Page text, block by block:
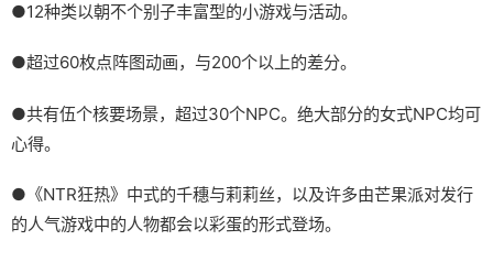
●12种类以朝不个别子丰富型的小游戏与活动。
●超过60枚点阵图动画，与200个以上的差分。
●共有伍个核要场景，超过30个NPC。绝大部分的女式NPC均可
心得。
●《NTR狂热》中式的千穗与莉莉丝，以及许多由芒果派对发行
的人气游戏中的人物都会以彩蛋的形式登场。